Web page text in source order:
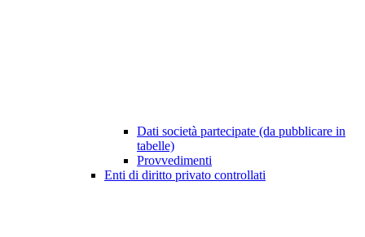
Dati società partecipate (da pubblicare in
tabelle)
Provvedimenti
Enti di diritto privato controllati